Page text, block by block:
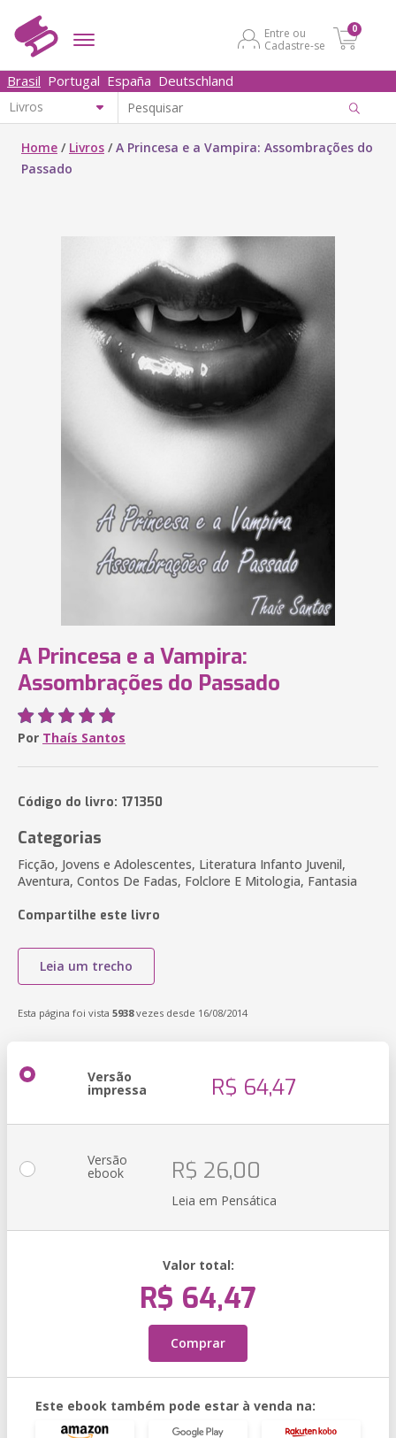
Entre ou
Cadastre-se
0
Brasil Portugal España Deutschland
Home / Livros /A Princesa e a Vampira: Assombrações do
Passado
A Princesa e a Vampira:
Assombrações do Passado
Por Thaís Santos
Código do livro: 171350
Categorias
Ficção, Jovens e Adolescentes, Literatura Infanto Juvenil,
Aventura, Contos De Fadas, Folclore E Mitologia, Fantasia
Compartilhe este livro
Leia um trecho
Esta página foi vista 5938vezes desde 16/08/2014
Versão
impressa R$ 64,47
Versão
ebook R$ 26,00
Leia em Pensática
Valor total:
R$ 64,47
Comprar
Este ebook também pode estar à venda na: